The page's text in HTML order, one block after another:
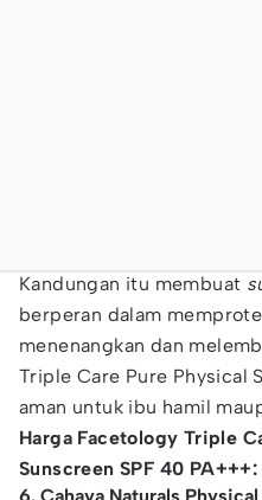
Kandungan itu membuat
berperan dalam
menenangkan dan
Triple Care Pure Physical
aman untuk ibu hamil
Harga Facetology Triple
Sunscreen SPF 40